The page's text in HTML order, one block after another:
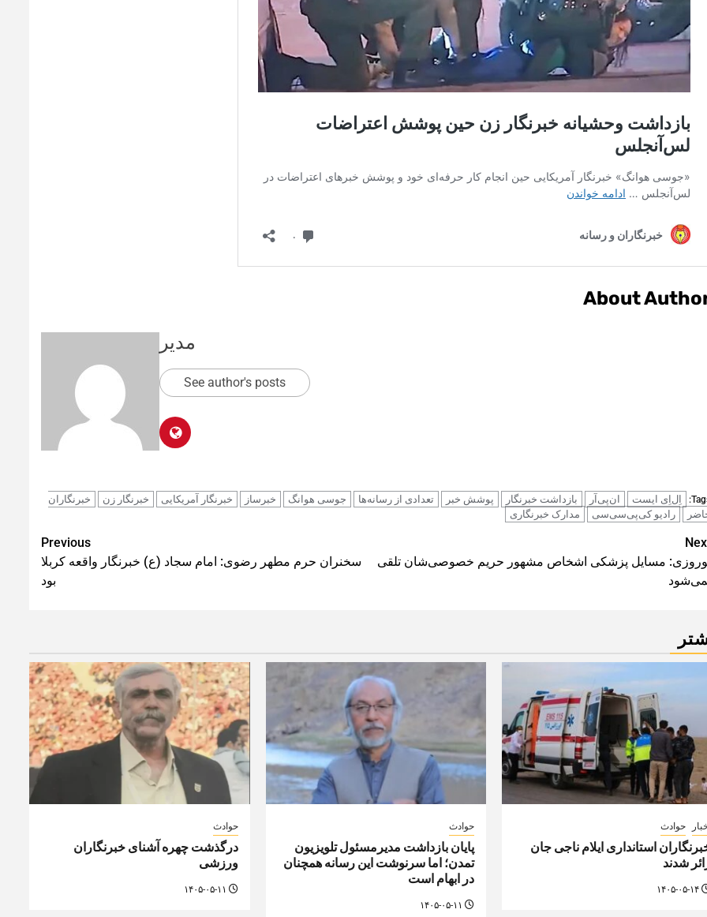
About
مدیر
See author's posts
اِل‌اِی ایست ان‌پی‌آر بازداشت خبرنگار پوشش خبر تعدادی از رسانه‌ها جوسی هوانگ خبرساز خبرنگار آمریکایی خبرنگار زن
خبرنگاران
رادیو کی‌پی‌سی‌سی مدارک خبرنگاری
Previous
سخنران حرم مطهر رضوی: امام سجاد (ع) خبرنگار واقعه کربلا
بود
مسایل پزشکی اشخاص مشهور حریم خصوصی‌شان تلقی
حوادث
استانداری ایلام ناجی جان
شدند
حوادث
پایان بازداشت مدیرمسئول تلویزیون
تمدن؛ اما سرنوشت این رسانه همچنان
در ابهام است
۱۴۰۵-۰۵-۱۱
حوادث
درگذشت چهره آشنای خبرنگاران
ورزشی